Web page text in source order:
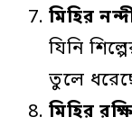
মিহির
যিনি
তুলে
মিহির